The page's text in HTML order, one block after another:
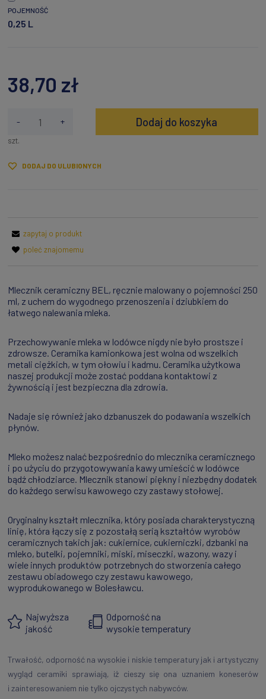
POJEMNOŚĆ
0,25 L
38,70 zł
- +
szt.
Dodaj do koszyka
DODAJ DO ULUBIONYCH
zapytaj o produkt
poleć znajomemu
Mlecznik ceramiczny BEL, ręcznie malowany o pojemności 250
ml, z uchem do wygodnego przenoszenia i dziubkiem do
łatwego nalewania mleka.
Przechowywanie mleka w lodówce nigdy nie było prostsze i
zdrowsze. Ceramika kamionkowa jest wolna od wszelkich
metali ciężkich, w tym ołowiu i kadmu. Ceramika użytkowa
naszej produkcji może zostać poddana kontaktowi z
żywnością i jest bezpieczna dla zdrowia.
Nadaje się również jako dzbanuszek do podawania wszelkich
płynów.
Mleko możesz nalać bezpośrednio do mlecznika ceramicznego
i po użyciu do przygotowywania kawy umieścić w lodówce
bądź chłodziarce. Mlecznik stanowi piękny i niezbędny dodatek
do każdego serwisu kawowego czy zastawy stołowej.
Oryginalny kształt mlecznika, który posiada charakterystyczną
linię, która łączy się z pozostałą serią kształtów wyrobów
ceramicznych takich jak: cukiernice, cukierniczki, dzbanki na
mleko, butelki, pojemniki, miski, miseczki, wazony, wazy i
wiele innych produktów potrzebnych do stworzenia całego
zestawu obiadowego czy zestawu kawowego,
wyprodukowanego w Bolesławcu.
Najwyższa
jakość
Odporność na
wysokie temperatury
Trwałość, odporność na wysokie i niskie temperatury jak i artystyczny
wygląd ceramiki sprawiają, iż cieszy się ona uznaniem koneserów
i zainteresowaniem nie tylko ojczystych nabywców.